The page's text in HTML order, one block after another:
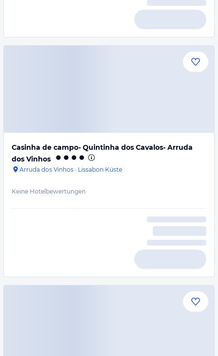
Casinha de campo- Quintinha dos Cavalos- Arruda
dos Vinhos
Arruda dos Vinhos · Lissabon Küste
Keine Hotelbewertungen